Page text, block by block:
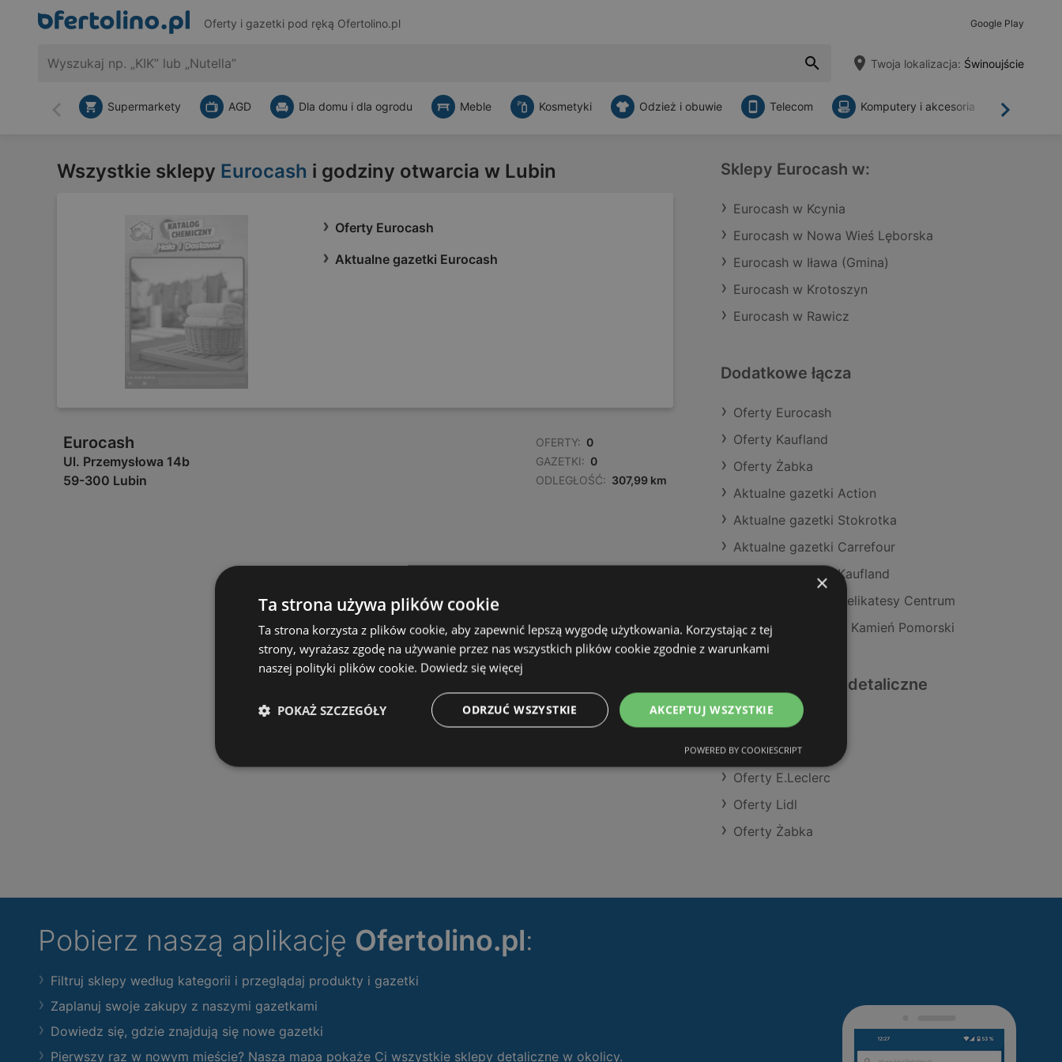
Oferty i gazetki pod ręką Ofertolino.pl Google Play
Twoja lokalizacja: Świnoujście
Wstecz Dalej
Supermarkety AGD Dla domu i dla ogrodu Meble Kosmetyki Odzież i obuwie Telecom Komputery i akcesoria
Wszystkie sklepy Eurocash i godziny otwarcia w Lubin
Oferty Eurocash
Aktualne gazetki Eurocash
Eurocash
Ul. Przemysłowa 14b
59-300 Lubin
OFERTY: 0
GAZETKI: 0
ODLEGŁOŚĆ: 307,99 km
Sklepy Eurocash w:
Eurocash w Kcynia
Eurocash w Nowa Wieś Lęborska
Eurocash w Iława (Gmina)
Eurocash w Krotoszyn
Eurocash w Rawicz
Dodatkowe łącza
Oferty Eurocash
Oferty Kaufland
Oferty Żabka
Aktualne gazetki Action
Aktualne gazetki Stokrotka
Aktualne gazetki Carrefour
Aktualne gazetki Kaufland
Aktualne gazetki Delikatesy Centrum
Sklepy Eurocash w Kamień Pomorski
Podobne sklepy detaliczne
Oferty Makro
Oferty Netto
Oferty E.Leclerc
Oferty Lidl
Oferty Żabka
Pobierz naszą aplikację Ofertolino.pl:
Filtruj sklepy według kategorii i przeglądaj produkty i gazetki
Zaplanuj swoje zakupy z naszymi gazetkami
Dowiedz się, gdzie znajdują się nowe gazetki
Pierwszy raz w nowym mieście? Nasza mapa pokaże Ci wszystkie sklepy detaliczne w okolicy.
×
Ta strona używa plików cookie
Ta strona korzysta z plików cookie, aby zapewnić lepszą wygodę użytkowania. Korzystając z tej
strony, wyrażasz zgodę na używanie przez nas wszystkich plików cookie zgodnie z warunkami
naszej polityki plików cookie. Dowiedz się więcej
AKCEPTUJ WSZYSTKIE
ODRZUĆ WSZYSTKIE
POKAŻ SZCZEGÓŁY
POWERED BY COOKIESCRIPT